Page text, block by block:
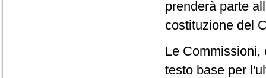
prenderà parte
costituzione del
Le Commissioni,
testo base per